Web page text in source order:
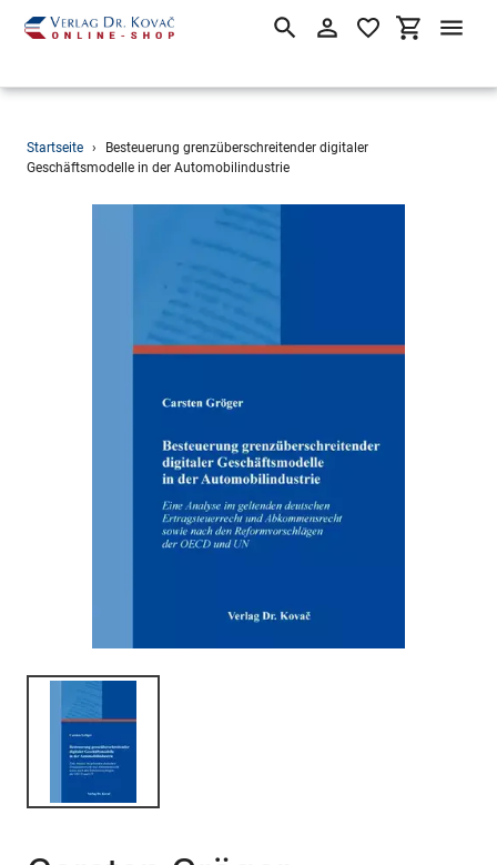
Direkt
zum
SuchenEinloggen
Startseite ›
Besteuerung grenzüberschreitender digitaler
Geschäftsmodelle in der Automobilindustrie